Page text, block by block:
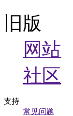
旧版
网站
社区
支持
常见问题